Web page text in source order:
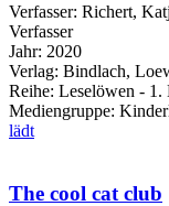
Verfasser: Richert,
Verfasser
Jahr: 2020
Verlag: Bindlach,
Reihe: Leselöwen - 1.
Mediengruppe:
lädt
The cool cat club